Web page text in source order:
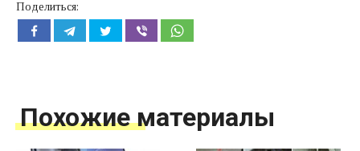
Поделиться:
Похожие материалы